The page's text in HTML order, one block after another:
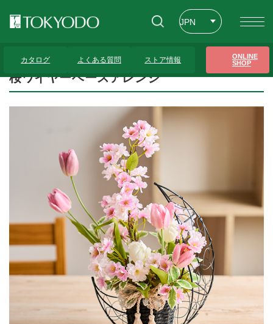
JPN
カタログ よくある質問 ストア情報
ONLINE
SHOP
桜ワイヤーベースアレンジ
桜ワイヤーベースアレンジ